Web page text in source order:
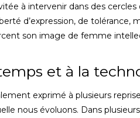
à intervenir dans des
d’expression, de tolérance,
son image de femme
et à la
exprimé à plusieurs
nous évoluons. Dans